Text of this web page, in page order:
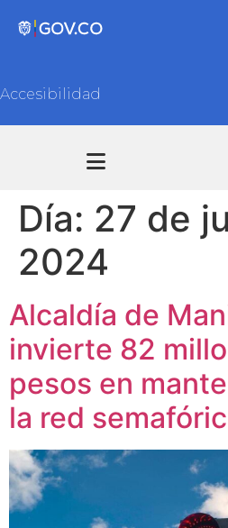
Accesibilidad
Día: 27 de
2024
Alcaldía de
invierte 82
pesos en
la red